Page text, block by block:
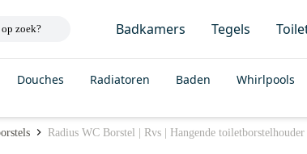
Badkamers Tegels
Douches Radiatoren Baden Whirlpools
Radius WC Borstel | Rvs | Hangende toiletborstelhouder